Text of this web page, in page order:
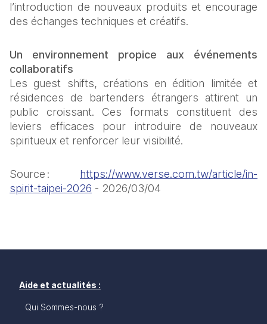
l’introduction de nouveaux produits et encourage
des échanges techniques et créatifs.
Un environnement propice aux événements
collaboratifs
Les guest shifts, créations en édition limitée et
résidences de bartenders étrangers attirent un
public croissant. Ces formats constituent des
leviers efficaces pour introduire de nouveaux
spiritueux et renforcer leur visibilité.
Source : https://www.verse.com.tw/article/in-
spirit-taipei-2026 - 2026/03/04
Aide et actualités :
Qui Sommes-nous ?